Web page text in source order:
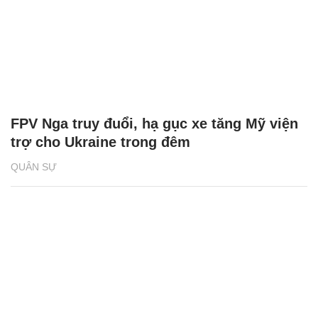
QUÂN SỰ
FPV Nga truy đuổi, hạ gục xe tăng Mỹ viện
trợ cho Ukraine trong đêm